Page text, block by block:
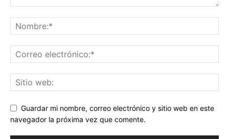
Guardar mi nombre, correo electrónico y sitio web en este
navegador la próxima vez que comente.